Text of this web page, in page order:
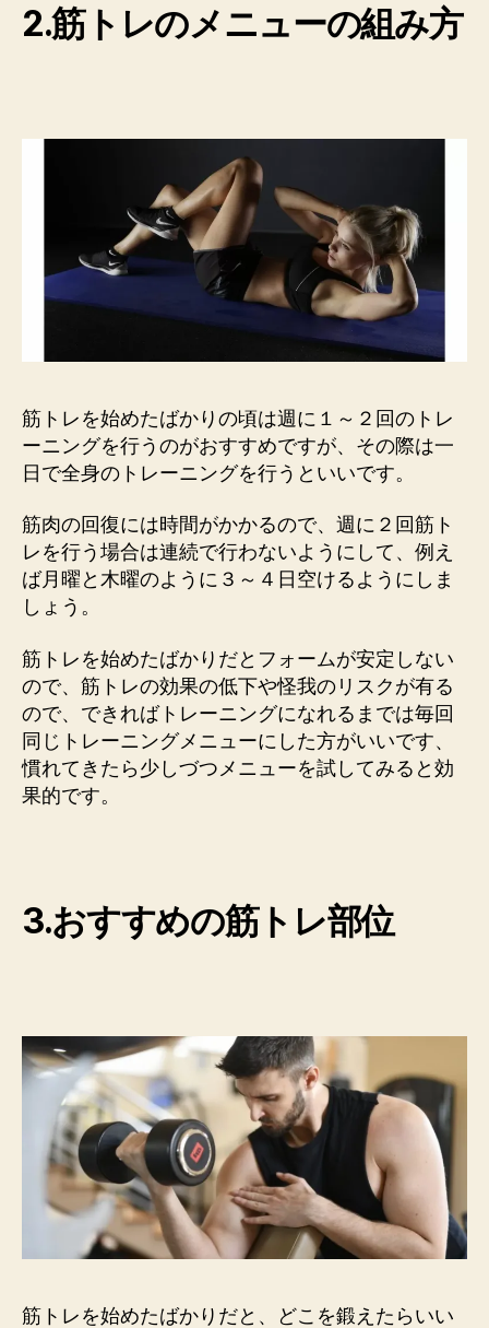
2.筋トレのメニューの組み方
筋トレを始めたばかりの頃は週に１～２回のトレ
ーニングを行うのがおすすめですが、その際は一
日で全身のトレーニングを行うといいです。
筋肉の回復には時間がかかるので、週に２回筋ト
レを行う場合は連続で行わないようにして、例え
ば月曜と木曜のように３～４日空けるようにしま
しょう。
筋トレを始めたばかりだとフォームが安定しない
ので、筋トレの効果の低下や怪我のリスクが有る
ので、できればトレーニングになれるまでは毎回
同じトレーニングメニューにした方がいいです、
慣れてきたら少しづつメニューを試してみると効
果的です。
3.おすすめの筋トレ部位
筋トレを始めたばかりだと、どこを鍛えたらいい